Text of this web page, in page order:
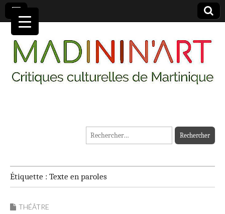
MADININ'ART
Rechercher :
Étiquette : Texte en paroles
THÉÂTRE